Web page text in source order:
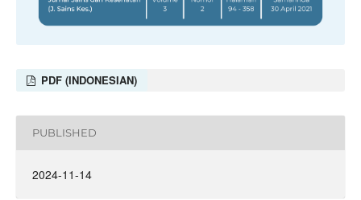
PDF (INDONESIAN)
PUBLISHED
2024-11-14